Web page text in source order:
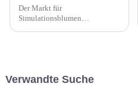
Der Markt für
Simulationsblumen
nachhaltigen und
Verwandte Suche